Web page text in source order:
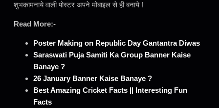
शुभकामनाये वाली पोस्टर अपने मोबाइल से ही बनाये !
Read More:-
Poster Making on Republic Day Gantantra Diwas
Saraswati Puja Samiti Ka Group Banner Kaise
Banaye ?
26 January Banner Kaise Banaye ?
Best Amazing Cricket Facts || Interesting Fun
Facts